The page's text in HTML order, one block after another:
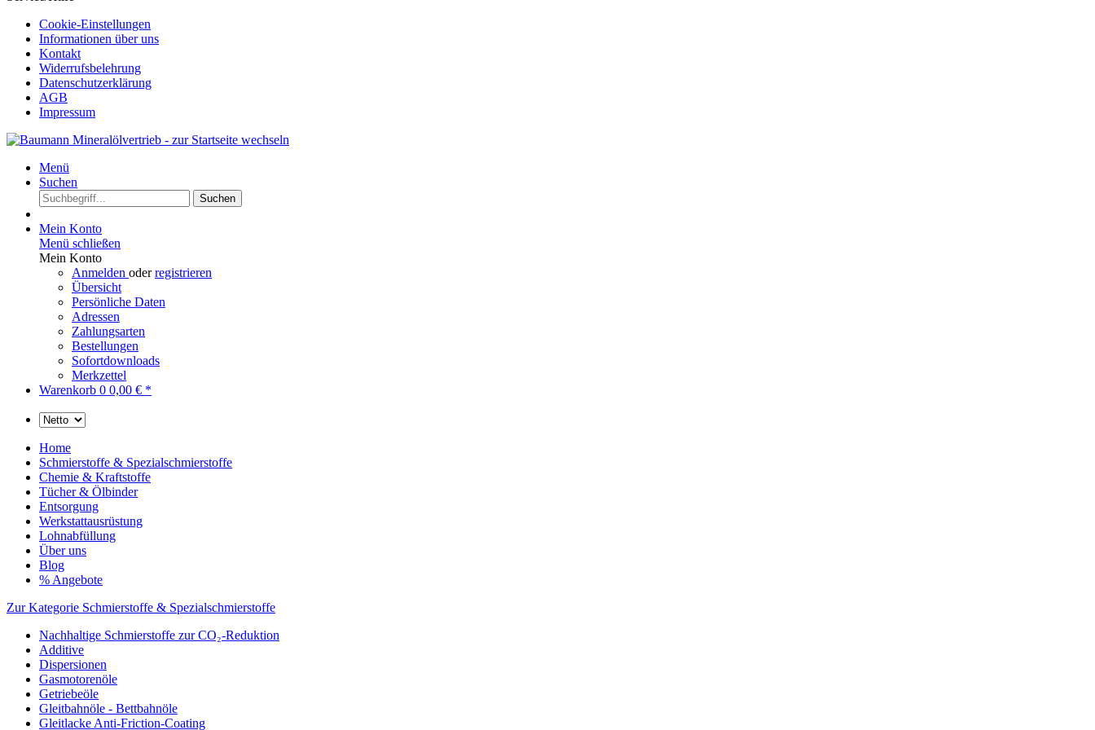
Cookie-Einstellungen
Informationen über uns
Kontakt
Widerrufsbelehrung
Datenschutzerklärung
AGB
Impressum
Menü
Suchen
Suchen
Mein Konto
Menü schließen
Mein Konto
Anmelden oderregistrieren
Übersicht
Persönliche Daten
Adressen
Zahlungsarten
Bestellungen
Sofortdownloads
Merkzettel
Warenkorb 0 0,00 € *
Home
Schmierstoffe & Spezialschmierstoffe
Chemie & Kraftstoffe
Tücher & Ölbinder
Entsorgung
Werkstattausrüstung
Lohnabfüllung
Über uns
Blog
% Angebote
Zur Kategorie Schmierstoffe & Spezialschmierstoffe
Nachhaltige Schmierstoffe zur CO₂-Reduktion
Additive
Dispersionen
Gasmotorenöle
Getriebeöle
Gleitbahnöle - Bettbahnöle
Gleitlacke Anti-Friction-Coating